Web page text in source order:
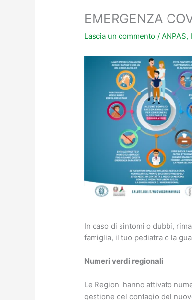
EMERGENZA
Lascia un commento /ANPAS,
In caso di sintomi o dubbi,
famiglia, il tuo pediatra o la
Numeri verdi regionali
Le Regioni hanno attivato
gestione del contagio del